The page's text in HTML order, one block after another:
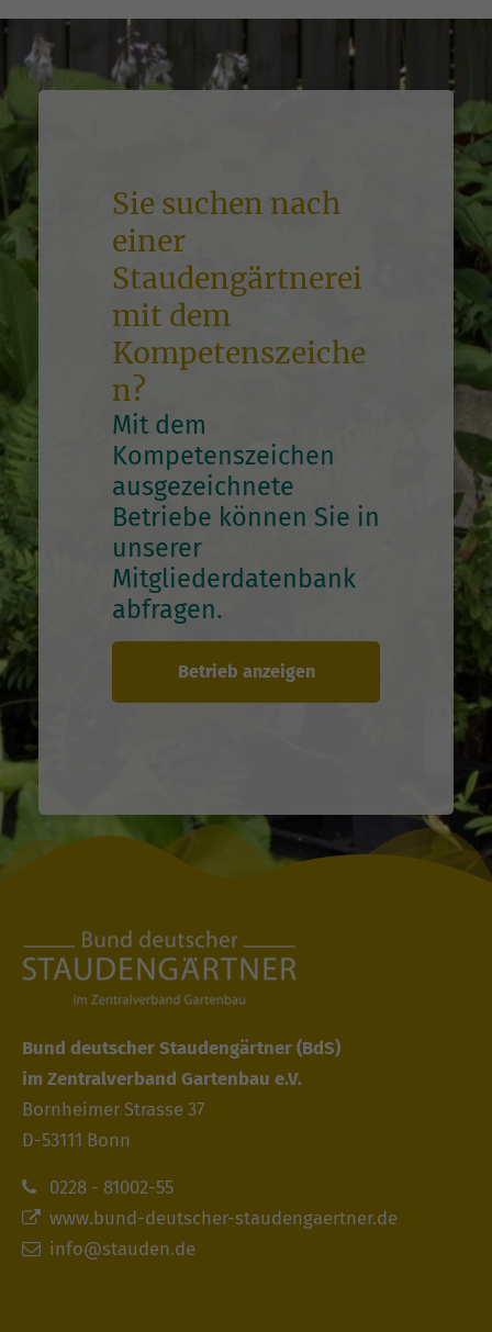
Sie suchen nach
einer
Staudengärtnerei
mit dem
Kompetenszeiche
n?
Mit dem
Kompetenszeichen
ausgezeichnete
Betriebe können Sie in
unserer
Mitgliederdatenbank
abfragen.
Betrieb anzeigen
Bund deutscher Staudengärtner (BdS)
im Zentralverband Gartenbau e.V.
Bornheimer Strasse 37
D-53111 Bonn
0228 - 81002-55
www.bund-deutscher-staudengaertner.de
info@stauden.de